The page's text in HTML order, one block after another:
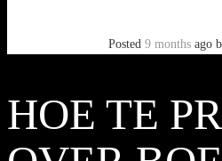
Posted 9 monthsago
HOE TE